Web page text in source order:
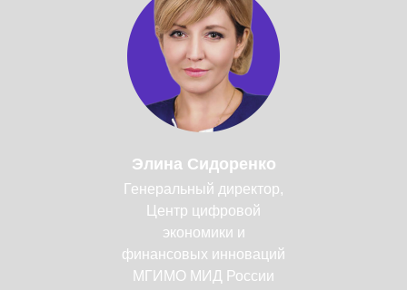
Элина Сидоренко
Генеральный директор,
Центр цифровой
экономики и
финансовых инноваций
МГИМО МИД России